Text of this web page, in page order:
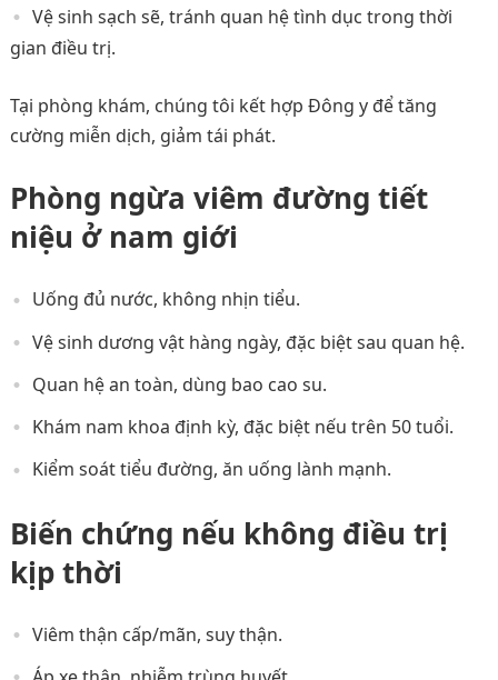
Vệ sinh sạch sẽ, tránh quan hệ tình dục trong thời
gian điều trị.
Tại phòng khám, chúng tôi kết hợp Đông y để tăng
cường miễn dịch, giảm tái phát.
Phòng ngừa viêm đường tiết
niệu ở nam giới
Uống đủ nước, không nhịn tiểu.
Vệ sinh dương vật hàng ngày, đặc biệt sau quan hệ.
Quan hệ an toàn, dùng bao cao su.
Khám nam khoa định kỳ, đặc biệt nếu trên 50 tuổi.
Kiểm soát tiểu đường, ăn uống lành mạnh.
Biến chứng nếu không điều trị
kịp thời
Viêm thận cấp/mãn, suy thận.